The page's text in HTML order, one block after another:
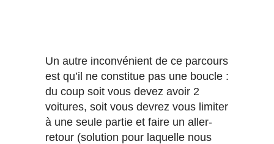
Un autre inconvénient de ce parcours
est qu’il ne constitue pas une boucle :
du coup soit vous devez avoir 2
voitures, soit vous devrez vous limiter
à une seule partie et faire un aller-
retour (solution pour laquelle nous